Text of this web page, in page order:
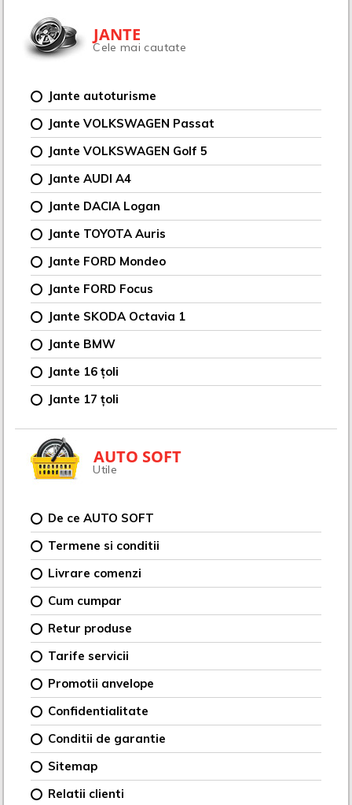
JANTE
Cele mai cautate
Jante autoturisme
Jante VOLKSWAGEN Passat
Jante VOLKSWAGEN Golf 5
Jante AUDI A4
Jante DACIA Logan
Jante TOYOTA Auris
Jante FORD Mondeo
Jante FORD Focus
Jante SKODA Octavia 1
Jante BMW
Jante 16 țoli
Jante 17 țoli
AUTO SOFT
Utile
De ce AUTO SOFT
Termene si conditii
Livrare comenzi
Cum cumpar
Retur produse
Tarife servicii
Promotii anvelope
Confidentialitate
Conditii de garantie
Sitemap
Relatii clienti